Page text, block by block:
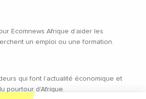
Ecomnews Afrique d’aider les
un emploi ou une formation.
qui font l’actualité économique et
pourtour d'Afrique.